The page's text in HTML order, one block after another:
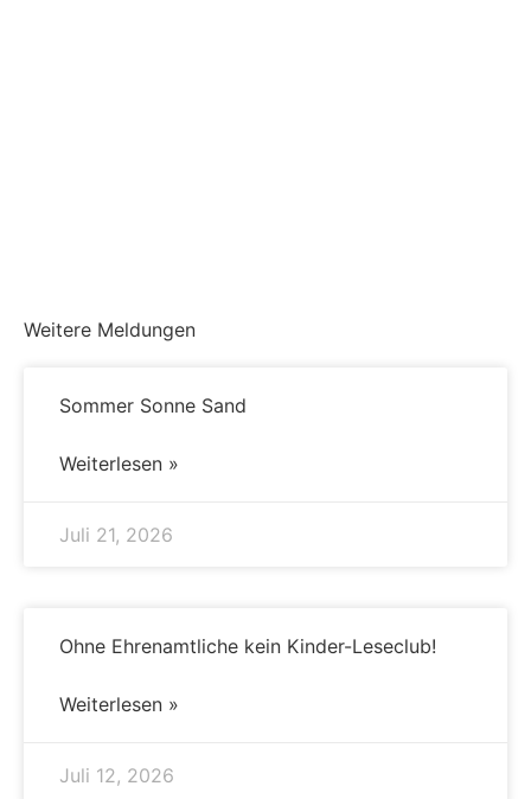
Weitere Meldungen
Sommer Sonne Sand
Weiterlesen »
Juli 21, 2026
Ohne Ehrenamtliche kein Kinder-Leseclub!
Weiterlesen »
Juli 12, 2026